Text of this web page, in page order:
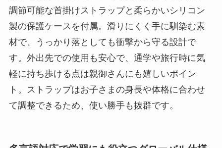
調節可能な首掛けストラップと柔らかいシリコン
製の保護ケースを付属。滑りにくく手に馴染む素
材で、うっかり落としても衝撃から守る設計で
す。外出先での使用も安心で、通学や旅行時に気
軽に持ち歩ける点は親御さんにも嬉しいポイン
ト。ストラップはお子さまの身長や体格に合わせ
て調整できるため、使い勝手も抜群です。